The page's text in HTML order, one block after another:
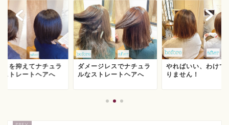
りを抑えてナチュラ
ストレートヘアへ
ダメージレスでナチュラ
ルなストレートヘアへ
やればいい、わけで
りません！